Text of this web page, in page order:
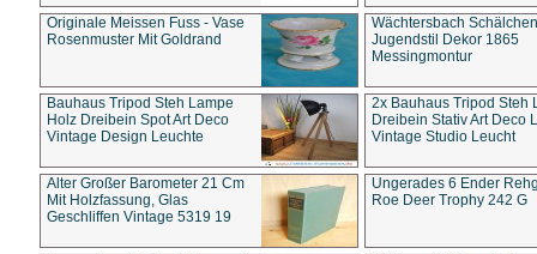
Originale Meissen Fuss - Vase
Rosenmuster Mit Goldrand
Wächtersbach Schälchen
Jugendstil Dekor 1865
Messingmontur
Bauhaus Tripod Steh Lampe
Holz Dreibein Spot Art Deco
Vintage Design Leuchte
2x Bauhaus Tripod Steh
Dreibein Stativ Art Deco
Vintage Studio Leucht
Alter Großer Barometer 21 Cm
Mit Holzfassung, Glas
Geschliffen Vintage 5319 19
Ungerades 6 Ender
Roe Deer Trophy 242 G